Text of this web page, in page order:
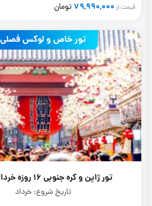
قیمت از 79,990,000 تومان
تور خاص و لوکس فصلی
تور ژاپن و کره جنوبی 16 روزه خرداد 1404
تاریخ شروع: خرداد